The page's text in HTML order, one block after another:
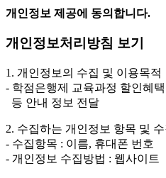
사, 해커스편입 등)
3. 개인정보 보유/이용 기간:
외하고는 회원탈퇴 시까지 이
원이거나 상담 시로부터 3년
소비자 불만 또는 분쟁처리를
의 경우에는 상담 신청이 제한됩니
개인정보 제공에 동의합니다.
개인정보처리방침 보기
1. 개인정보의 수집 및 이용목적
- 학점은행제 교육과정 할인혜
등 안내 정보 전달
2. 수집하는 개인정보 항목 및
- 수집항목 : 이름, 휴대폰 번호
- 개인정보 수집방법 : 웹사이트